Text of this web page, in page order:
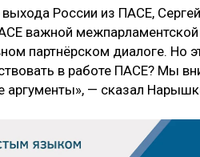
России из ПАСЕ,
важной
партнёрском диалоге. Но
в работе ПАСЕ? Мы
аргументы», — сказал